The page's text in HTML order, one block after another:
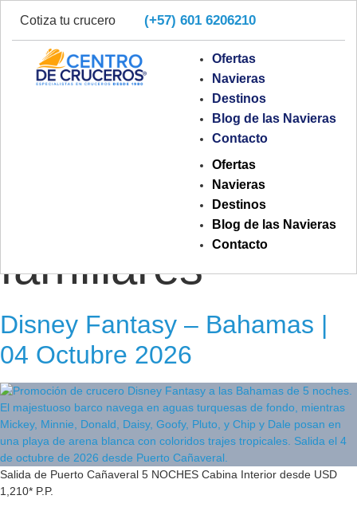
Cotiza tu crucero (+57) 601 6206210
Ofertas
Navieras
Destinos
Blog de las Navieras
Contacto
Ofertas
Navieras
Destinos
Blog de las Navieras
Contacto
familiares
Disney Fantasy – Bahamas |
04 Octubre 2026
Salida de Puerto Cañaveral 5 NOCHES Cabina Interior desde USD
1,210* P.P.